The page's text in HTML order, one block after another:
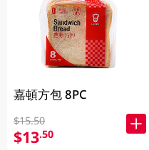
嘉頓方包 8PC
$15.50
$13.50